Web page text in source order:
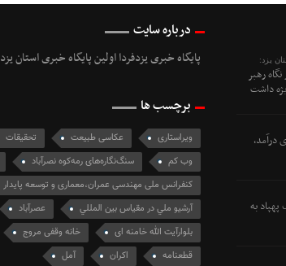
یزد:
رهبر
داشت
درصدی درآمد،
به
درباره سایت
پایگاه خبری یزدفردا اولین پایگاه خبری استان یزد
برچسب ها
ویراستاری عکاسی طبیعت تحقیقات
وب کم
سنگ‌نگاره‌های رمه‌کوه نصرآباد
کنفرانس ملی مهندسی عمران،معماری و توسعه پایدار
آرشيو ملي در مقياس بين المللي
عصرآباد
بلوارآیت الله خامنه ای
خانه وقفی مروج
قطعنامه
اکران آمل